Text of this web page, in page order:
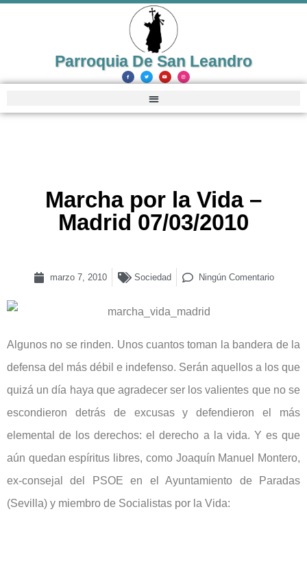
Parroquia De San Leandro
Marcha por la Vida –
Madrid 07/03/2010
marzo 7, 2010 Sociedad Ningún Comentario
Algunos no se rinden. Unos cuantos toman la bandera de la
defensa del más débil e indefenso. Serán aquellos a los que
quizá un día haya que agradecer ser los valientes que no se
escondieron detrás de excusas y defendieron el más
elemental de los derechos: el derecho a la vida. Y es que
aún quedan espíritus libres, como Joaquín Manuel Montero,
ex-consejal del PSOE en el Ayuntamiento de Paradas
(Sevilla) y miembro de Socialistas por la Vida: